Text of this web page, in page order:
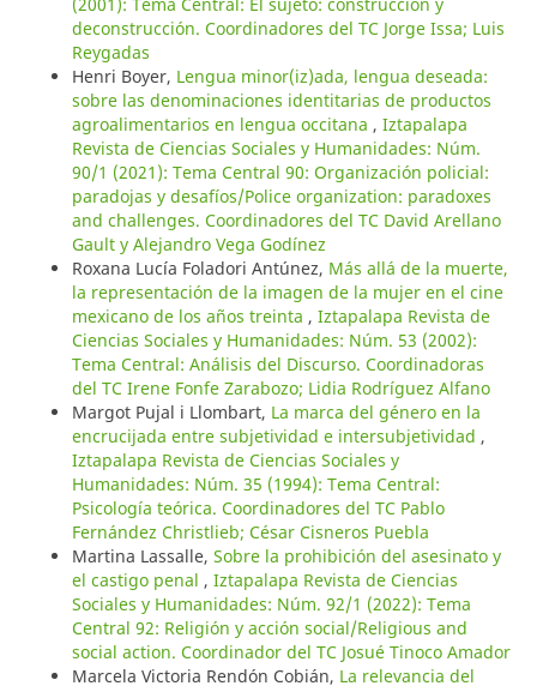
deconstrucción. Coordinadores del TC Jorge Issa; Luis
Reygadas
Henri Boyer, Lengua minor(iz)ada, lengua deseada:
sobre las denominaciones identitarias de productos
agroalimentarios en lengua occitana , Iztapalapa
Revista de Ciencias Sociales y Humanidades: Núm.
90/1 (2021): Tema Central 90: Organización policial:
paradojas y desafíos/Police organization: paradoxes
and challenges. Coordinadores del TC David Arellano
Gault y Alejandro Vega Godínez
Roxana Lucía Foladori Antúnez, Más allá de la muerte,
la representación de la imagen de la mujer en el cine
mexicano de los años treinta , Iztapalapa Revista de
Ciencias Sociales y Humanidades: Núm. 53 (2002):
Tema Central: Análisis del Discurso. Coordinadoras
del TC Irene Fonfe Zarabozo; Lidia Rodríguez Alfano
Margot Pujal i Llombart, La marca del género en la
encrucijada entre subjetividad e intersubjetividad ,
Iztapalapa Revista de Ciencias Sociales y
Humanidades: Núm. 35 (1994): Tema Central:
Psicología teórica. Coordinadores del TC Pablo
Fernández Christlieb; César Cisneros Puebla
Martina Lassalle, Sobre la prohibición del asesinato y
el castigo penal , Iztapalapa Revista de Ciencias
Sociales y Humanidades: Núm. 92/1 (2022): Tema
Central 92: Religión y acción social/Religious and
social action. Coordinador del TC Josué Tinoco Amador
Marcela Victoria Rendón Cobián, La relevancia del